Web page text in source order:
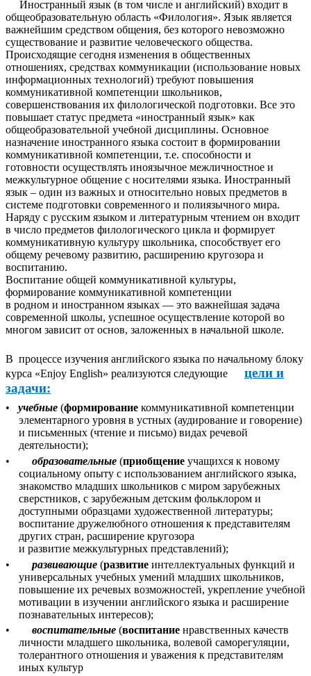
Иностранный язык (в том числе и английский) входит в
общеобразовательную область «Филология». Язык является
важнейшим средством общения, без которого невозможно
существование и развитие человеческого общества.
Происходящие сегодня изменения в общественных
отношениях, средствах коммуникации (использование новых
информационных технологий) требуют повышения
коммуникативной компетенции школьников,
совершенствования их филологической подготовки. Все это
повышает статус предмета «иностранный язык» как
общеобразовательной учебной дисциплины. Основное
назначение иностранного языка состоит в формировании
коммуникативной компетенции, т.е. способности и
готовности осуществлять иноязычное межличностное и
межкультурное общение с носителями языка. Иностранный
язык – один из важных и относительно новых предметов в
системе подготовки современного и полиязычного мира.
Наряду с русским языком и литературным чтением он входит
в число предметов филологического цикла и формирует
коммуникативную культуру школьника, способствует его
общему речевому развитию, расширению кругозора и
воспитанию.
Воспитание общей коммуникативной культуры,
формирование коммуникативной компетенции
в родном и иностранном языках — это важнейшая задача
современной школы, успешное осуществление которой во
многом зависит от основ, заложенных в начальной школе.
В процессе изучения английского языка по начальному блоку
курса «Enjoy English» реализуются следующие цели и
задачи:
• учебные (формирование коммуникативной компетенции
элементарного уровня в устных (аудирование и говорение)
и письменных (чтение и письмо) видах речевой
деятельности);
• образовательные (приобщение учащихся к новому
социальному опыту с использованием английского языка,
знакомство младших школьников с миром зарубежных
сверстников, с зарубежным детским фольклором и
доступными образцами художественной литературы;
воспитание дружелюбного отношения к представителям
других стран, расширение кругозора
и развитие межкультурных представлений);
• развивающие (развитие интеллектуальных функций и
универсальных учебных умений младших школьников,
повышение их речевых возможностей, укрепление учебной
мотивации в изучении английского языка и расширение
познавательных интересов);
• воспитательные (воспитание нравственных качеств
личности младшего школьника, волевой саморегуляции,
толерантного отношения и уважения к представителям
иных культур